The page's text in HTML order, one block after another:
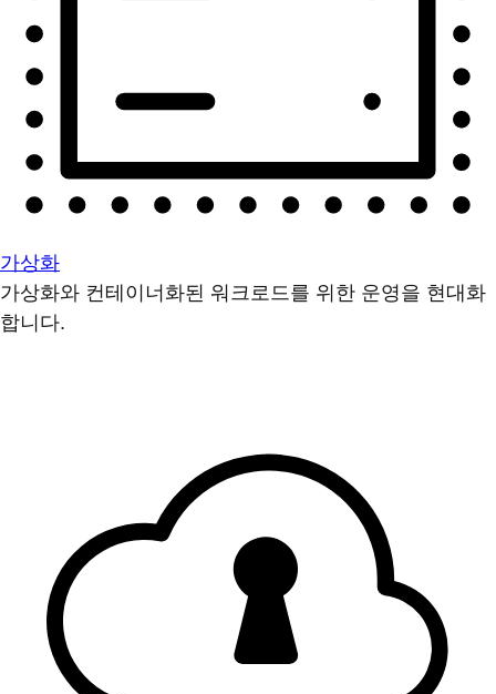
가상화
가상화와 컨테이너화된 워크로드를 위한 운영을 현대화
합니다.